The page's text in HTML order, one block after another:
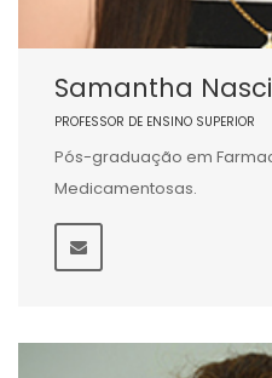
Samantha
PROFESSOR DE ENSINO SUPERIOR
Pós-graduação em
Medicamentosas.